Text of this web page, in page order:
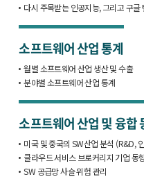
다시 주목받는 인공지능, 그리고 구
소프트웨어 산업 통계
월별 소프트웨어 산업 생산 및 수출
분야별 소프트웨어 산업 통계
소프트웨어 산업 및 융합
미국 및 중국의 SW산업 분석 (R&D,
클라우드 서비스 브로커리지 기업 동
SW 공급망 사슬 위험 관리